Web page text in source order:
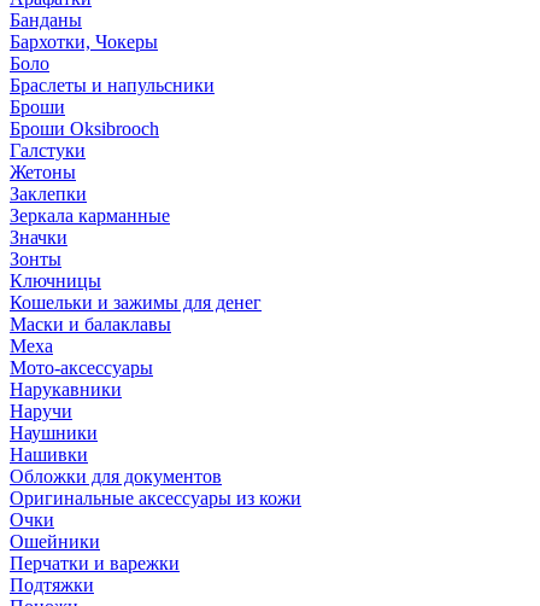
Банданы
Бархотки, Чокеры
Боло
Браслеты и напульсники
Броши
Броши Oksibrooch
Галстуки
Жетоны
Заклепки
Зеркала карманные
Значки
Зонты
Ключницы
Кошельки и зажимы для денег
Маски и балаклавы
Меха
Мото-аксессуары
Нарукавники
Наручи
Наушники
Нашивки
Обложки для документов
Оригинальные аксессуары из кожи
Очки
Ошейники
Перчатки и варежки
Подтяжки